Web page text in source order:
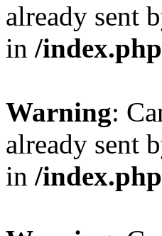
already sent
in /index.php
Warning:
already sent
in /index.php